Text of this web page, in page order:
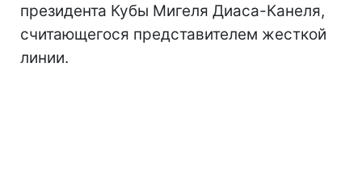
президента Кубы Мигеля Диаса-Канеля,
считающегося представителем жесткой
линии.